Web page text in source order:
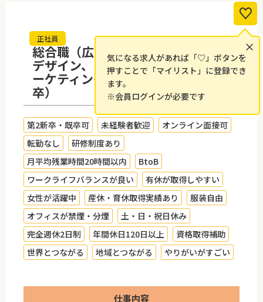
正社員
総合職（広告プランニング、WEB
デザイン、SNS運用、EC運営、マ
ーケティング企画・営業）（2027
卒）
第2新卒・既卒可 未経験者歓迎
オンライン面接可
転勤なし
研修制度あり
月平均残業時間20時間以内
BtoB
ワークライフバランスが良い
有休が取得しやすい
女性が活躍中
産休・育休取得実績あり
服装自由
オフィスが禁煙・分煙
土・日・祝日休み
完全週休2日制
年間休日120日以上
資格取得補助
世界とつながる
地域とつながる やりがいがすごい
仕事内容
×
気になる求人があれば「♡」ボタンを
押すことで「マイリスト」に登録でき
ます。
※会員ログインが必要です